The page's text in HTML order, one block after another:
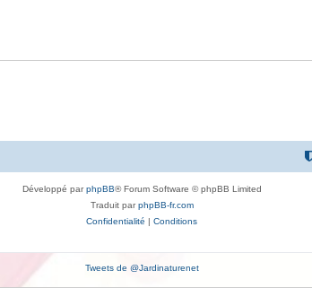
Développé parphpBB® Forum Software © phpBB Limited
Traduit parphpBB-fr.com
Confidentialité | Conditions
Tweets de @Jardinaturenet